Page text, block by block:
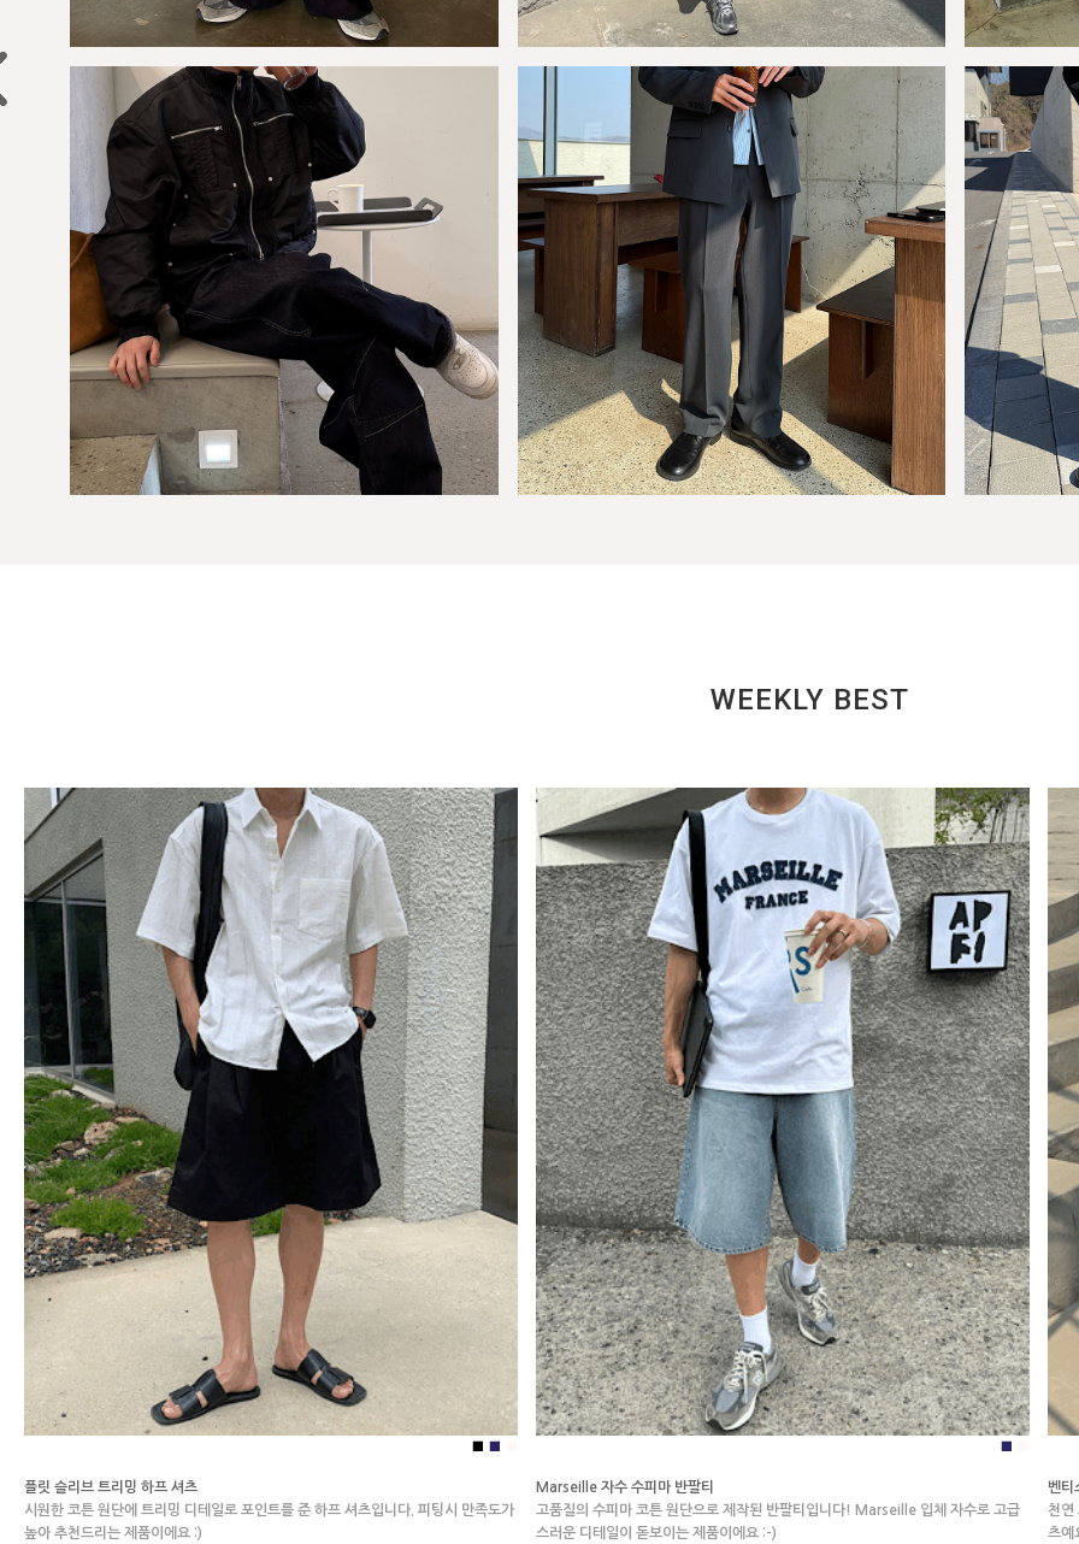
WEEKLY BEST
■ ■
플릿 슬리브 트리밍 하프 셔츠
시원한 코튼 원단에 트리밍 디테일로 포인트를 준 하프 셔츠입니다. 피팅시 만족도가
높아 추천드리는 제품이에요 :)
■
Marseille 자수 수피마 반팔티
고품질의 수피마 코튼 원단으로 제작된 반팔티입니다! Marseille 입체 자수로 고급
스러운 디테일이 돋보이는 제품이에요 :-)
벤티
천연
츠예